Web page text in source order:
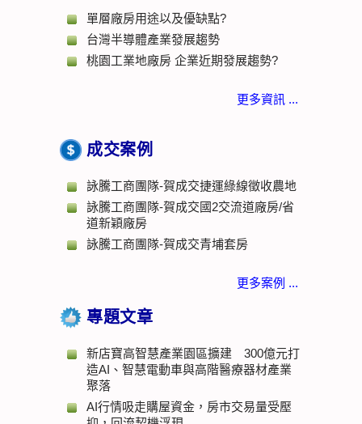
單層廠房用途以及優缺點?
台灣半導體產業發展趨勢
桃園工業地廠房 企業近期發展趨勢?
更多資訊 ...
成交案例
詠騰工商團隊-賀成交捷運綠線徵收農地
詠騰工商團隊-賀成交國2交流道廠房/省
道新穎廠房
詠騰工商團隊-賀成交青埔套房
更多案例 ...
專題文章
新店寶高智慧產業園區擴建 300億元打
造AI、智慧電動車與高階醫療器材產業
聚落
AI行情吸走購屋資金，房市交易量受壓